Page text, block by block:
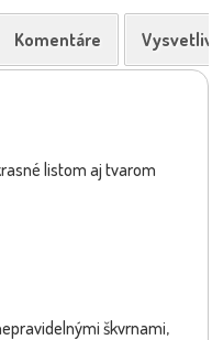
Komentáre
listom aj tvarom
škvrnami,